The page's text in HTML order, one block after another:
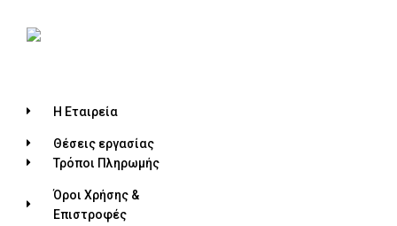
Η Εταιρεία
Θέσεις εργασίας
Τρόποι Πληρωμής
Όροι Χρήσης &
Επιστροφές